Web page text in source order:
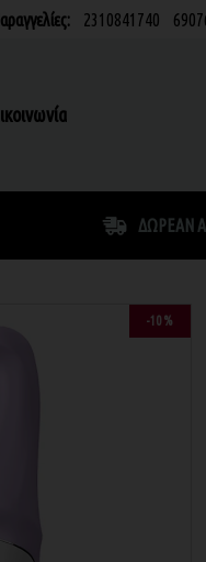
2310841740
ΔΩΡΕΆΝ
-10 %